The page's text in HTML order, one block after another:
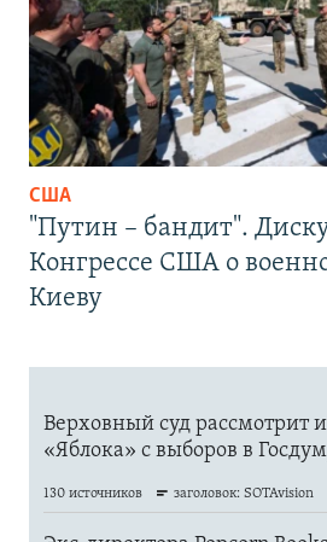
США
"Путин – бандит".
Конгрессе США о
Киеву